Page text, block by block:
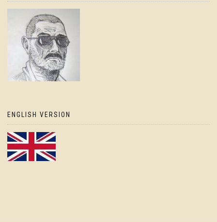
ENGLISH VERSION